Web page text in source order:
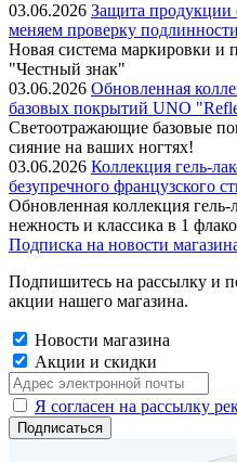
03.06.2026 Защита продукции
меняем проверку подлинности
Новая система маркировки и
"Честный знак"
03.06.2026 Обновленная
базовых покрытий UNO
Cветоотражающие базовые
сияние на ваших ногтях!
03.06.2026 Коллекция гель-
безупречного французского
Обновленная коллекция
нежность и классика в 1
Подписка на новости
Подпишитесь на рассылку и
акции нашего магазина.
Новости магазина
Акции и скидки
Я согласен на рассылку